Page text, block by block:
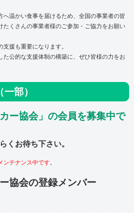
温かい食事を届けるため、 全国の事業者の皆
たくさんの事業者様のご参加・ご協力をお願い
援も重要になります。
た公的な支援体制の構築に、ぜひ皆様の力をお
部）
ー協会」の会員を募集中で
くお待ち下さい。
テナンス中です。
協会の登録メンバー